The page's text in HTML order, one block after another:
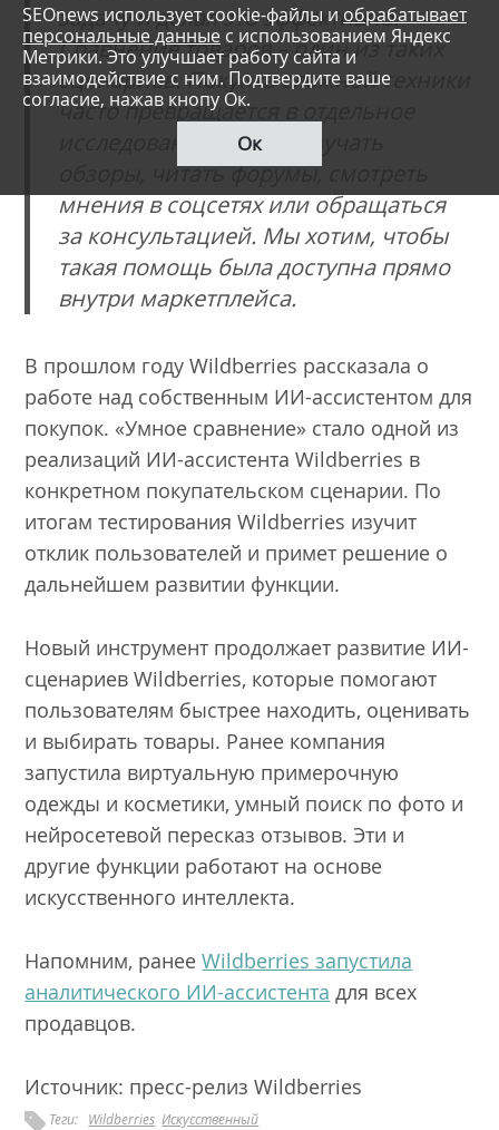
задачу и делал это эффективно.
Сравнение товаров – один из таких
сценариев. Покупка сложной техники
часто превращается в отдельное
исследование: нужно изучать
обзоры, читать форумы, смотреть
мнения в соцсетях или обращаться
за консультацией. Мы хотим, чтобы
такая помощь была доступна прямо
внутри маркетплейса.
В прошлом году Wildberries рассказала о
работе над собственным ИИ-ассистентом для
покупок. «Умное сравнение» стало одной из
реализаций ИИ-ассистента Wildberries в
конкретном покупательском сценарии. По
итогам тестирования Wildberries изучит
отклик пользователей и примет решение о
дальнейшем развитии функции.
Новый инструмент продолжает развитие ИИ-
сценариев Wildberries, которые помогают
пользователям быстрее находить, оценивать
и выбирать товары. Ранее компания
запустила виртуальную примерочную
одежды и косметики, умный поиск по фото и
нейросетевой пересказ отзывов. Эти и
другие функции работают на основе
искусственного интеллекта.
Напомним, ранееWildberries запустила
аналитического ИИ-ассистента для всех
продавцов.
Источник: пресс-релиз Wildberries
Теги: Wildberries Искусственный
SEOnews использует cookie-файлы и обрабатывает
персональные данные с использованием Яндекс
Метрики. Это улучшает работу сайта и
взаимодействие с ним. Подтвердите ваше
согласие, нажав кнопу Ок.
Ок